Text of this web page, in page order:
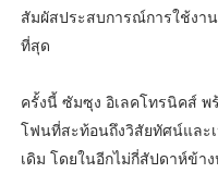
สัมผัสประสบการณ์การใช้งา
ที่สุด
ครั้งนี้ ซัมซุง อิเลคโทรนิคส์ พ
โฟนที่สะท้อนถึงวิสัยทัศน์และ
เดิม โดยในอีกไม่กี่สัปดาห์ข้า